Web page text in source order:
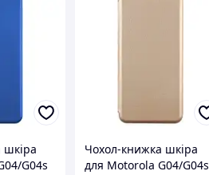
шкіра
G04s
Чохол-книжка шкіра
для Motorola G04/G04s